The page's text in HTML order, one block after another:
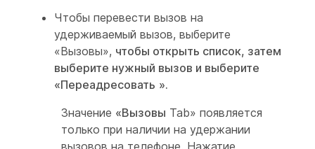
Чтобы перевести вызов на
удерживаемый вызов, выберите
«Вызовы», чтобы открыть список, затем
выберите нужный вызов и выберите
«Переадресовать ».
Значение «Вызовы Tab» появляется
только при наличии на удержании
вызовов на телефоне. Нажатие